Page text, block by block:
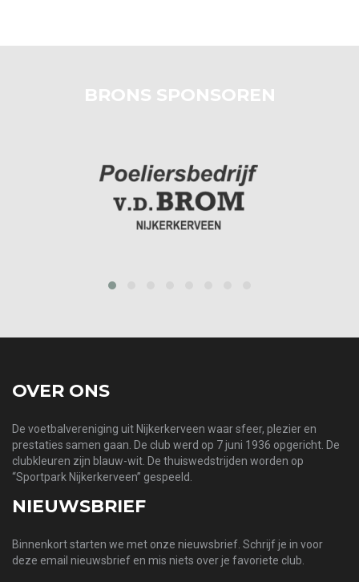
BRONS SPONSOREN
OVER ONS
De voetbalvereniging uit Nijkerkerveen waar sfeer, plezier en
prestaties samen gaan. De club werd op 7 juni 1936 opgericht. De
clubkleuren zijn blauw-wit. De thuiswedstrijden worden op
“Sportpark Nijkerkerveen” gespeeld.
NIEUWSBRIEF
Binnenkort starten we met onze nieuwsbrief. Schrijf je in voor
deze email nieuwsbrief en mis niets over je favoriete club.